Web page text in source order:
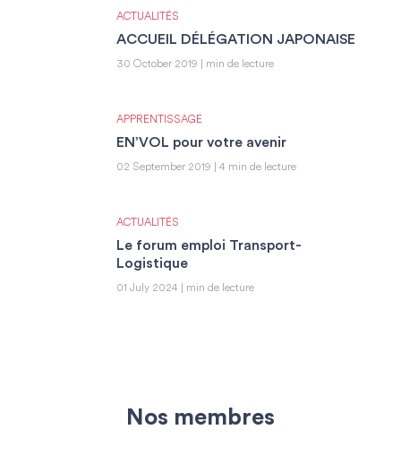
ACTUALITÉS
ACCUEIL DÉLÉGATION JAPONAISE
30 October 2019 | min de lecture
APPRENTISSAGE
EN’VOL pour votre avenir
02 September 2019 | 4 min de lecture
ACTUALITÉS
Le forum emploi Transport-
Logistique
01 July 2024 | min de lecture
Nos membres